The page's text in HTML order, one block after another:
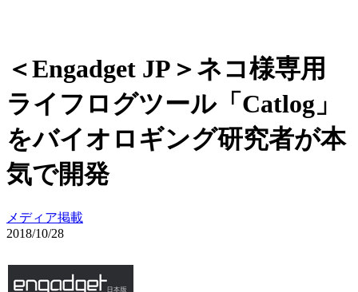
＜Engadget JP＞ネコ様専用
ライフログツール「Catlog」
をバイオロギング研究者が本
気で開発
メディア掲載
2018/10/28